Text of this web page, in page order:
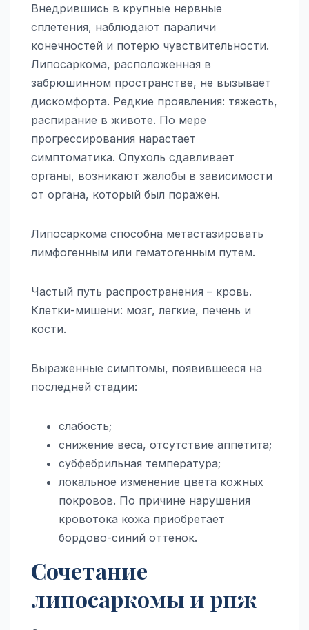
Внедрившись в крупные нервные
сплетения, наблюдают параличи
конечностей и потерю чувствительности.
Липосаркома, расположенная в
забрюшинном пространстве, не вызывает
дискомфорта. Редкие проявления: тяжесть,
распирание в животе. По мере
прогрессирования нарастает
симптоматика. Опухоль сдавливает
органы, возникают жалобы в зависимости
от органа, который был поражен.
Липосаркома способна метастазировать
лимфогенным или гематогенным путем.
Частый путь распространения – кровь.
Клетки-мишени: мозг, легкие, печень и
кости.
Выраженные симптомы, появившееся на
последней стадии:
слабость;
снижение веса, отсутствие аппетита;
субфебрильная температура;
локальное изменение цвета кожных
покровов. По причине нарушения
кровотока кожа приобретает
бордово-синий оттенок.
Сочетание
липосаркомы и рпж